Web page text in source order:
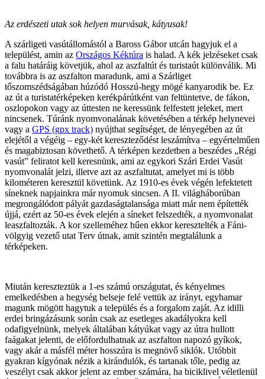
Az erdészeti utak sok helyen murvásak, kátyusak!
A szárligeti vasútállomástól a Baross Gábor utcán hagyjuk el a
települést, amin az Országos Kéktúra is halad. A kék jelzéseket csak
a falu határáig követjük, ahol az aszfaltút és turistaút különválik. Mi
továbbra is az aszfalton maradunk, ami a Szárliget
tőszomszédságában húzódó Hosszú-hegy mögé kanyarodik be. Ez
az út a turistatérképeken kerékpárútként van feltüntetve, de fákon,
oszlopokon vagy az úttesten ne keressünk felfestett jeleket, mert
nincsenek. Túránk nyomvonalának követésében a térkép helynevei
vagy a GPS (gpx track) nyújthat segítséget, de lényegében az út
elejétől a végéig – egy-két kereszteződést leszámítva – egyértelműen
és magabiztosan követhető. A térképen kezdetben a beszédes „Régi
vasút” feliratot kell keresnünk, ami az egykori Szári Erdei Vasút
nyomvonalát jelzi, illetve azt az aszfaltutat, amelyet mi is több
kilométeren keresztül követünk. Az 1910-es évek végén lefektetett
síneknek napjainkra már nyomuk sincsen. A II. világháborúban
megrongálódott pályát gazdaságtalansága miatt már nem építették
újjá, ezért az 50-es évek elején a síneket felszedték, a nyomvonalat
leaszfaltozták. A kor szelleméhez hűen ekkor keresztelték a Fáni-
völgyig vezető utat Terv útnak, amit szintén megtalálunk a
térképeken.
Miután kereszteztük a 1-es számú országutat, és kényelmes
emelkedésben a hegység belseje felé vettük az irányt, egyhamar
magunk mögött hagytuk a település és a forgalom zaját. Az idilli
erdei bringázásunk során csak az esetleges akadályokra kell
odafigyelnünk, melyek általában kátyúkat vagy az útra hullott
faágakat jelenti, de előfordulhatnak az aszfalton napozó gyíkok,
vagy akár a másfél méter hosszúra is megnövő siklók. Utóbbit
gyakran kígyónak nézik a kirándulók, és tartanak tőle, pedig az
veszélyt csak akkor jelent az ember számára, ha biciklivel véletlenül